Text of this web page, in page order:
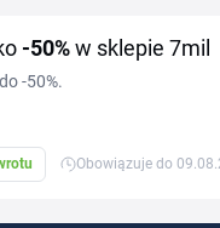
-50%w sklepie 7mil
-50%.
Obowiązuje do